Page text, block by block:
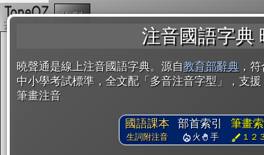
注音國語字典
曉聲通是線上注音國語字典。源自教育部辭典 ，
中小學考試標準，全文配「多音注音字型」，支
筆畫注音
國語課本
生詞附注音
部首索引
火 手
筆畫
１２
複製